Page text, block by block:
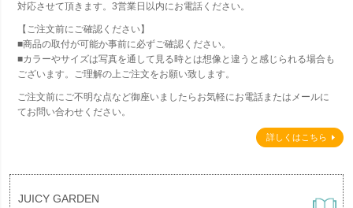
対応させて頂きます。3営業日以内にお電話ください。
【ご注文前にご確認ください】
■商品の取付が可能か事前に必ずご確認ください。
■カラーやサイズは写真を通して見る時とは想像と違うと感じられる場合も
ございます。ご理解の上ご注文をお願い致します。
ご注文前にご不明な点など御座いましたらお気軽にお電話またはメールに
てお問い合わせください。
詳しくはこちら
JUICY GARDEN